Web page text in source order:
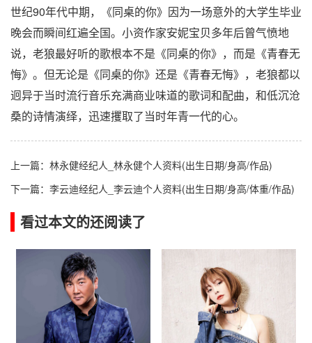
世纪90年代中期，《同桌的你》因为一场意外的大学生毕业
晚会而瞬间红遍全国。小资作家安妮宝贝多年后曾气愤地
说，老狼最好听的歌根本不是《同桌的你》，而是《青春无
悔》。但无论是《同桌的你》还是《青春无悔》，老狼都以
迥异于当时流行音乐充满商业味道的歌词和配曲，和低沉沧
桑的诗情演绎，迅速攫取了当时年青一代的心。
上一篇： 林永健经纪人_林永健个人资料(出生日期/身高/作品)
下一篇： 李云迪经纪人_李云迪个人资料(出生日期/身高/体重/作品)
看过本文的还阅读了